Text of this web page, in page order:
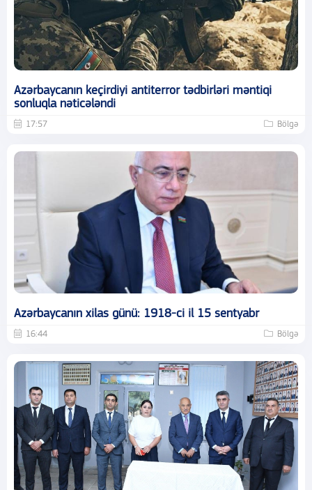
Azərbaycanın keçirdiyi antiterror tədbirləri məntiqi
sonluqla nəticələndi
17:57 Bölgə
Azərbaycanın xilas günü: 1918-ci il 15 sentyabr
16:44 Bölgə